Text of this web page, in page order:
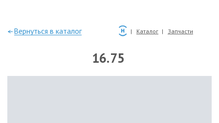
—Вернуться в каталог Каталог Запчасти
16.75